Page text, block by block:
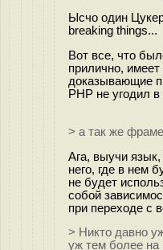
Ысчо один
breaking things...
Вот все, что
прилично,
доказывающие
PHP не угодил
> а так же
Ага, выучи
него, где в нем
не будет
собой
при переходе с
> Никто давно
уж тем более на